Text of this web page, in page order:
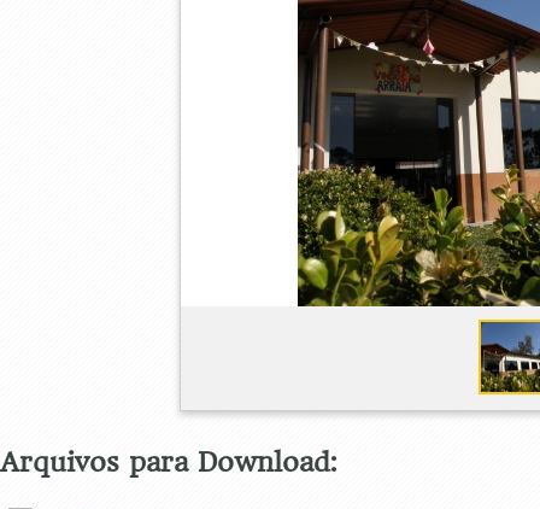
Arquivos para Download: